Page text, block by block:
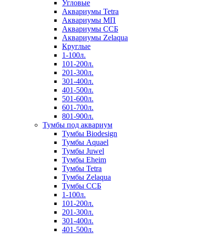
Угловые
Аквариумы Tetra
Аквариумы МП
Аквариумы ССБ
Аквариумы Zelaqua
Круглые
1-100л.
101-200л.
201-300л.
301-400л.
401-500л.
501-600л.
601-700л.
801-900л.
Тумбы под аквариум
Тумбы Biodesign
Тумбы Aquael
Тумбы Juwel
Тумбы Eheim
Тумбы Tetra
Тумбы Zelaqua
Тумбы ССБ
1-100л.
101-200л.
201-300л.
301-400л.
401-500л.